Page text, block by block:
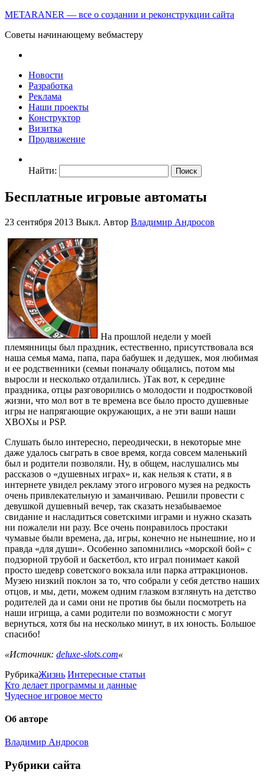
METARANER — все о создании и реконструкции сайта
Советы начинающему вебмастеру
Новости
Разработка
Реклама
Наши проекты
Конструктор
Визитка
Продвижение
Найти:
Бесплатные игровые автоматы
23 сентября 2013 Выкл. Автор Владимир Андросов
На прошлой недели у моей
племянницы был праздник, естественно, присутствовала вся
наша семья мама, папа, пара бабушек и дедушек, моя любимая
и ее родственники (семьи поначалу общались, потом мы
выросли и несколько отдалились. )Так вот, к середине
праздника, отцы разговорились о молодости и подростковой
жизни, что мол вот в те времена все было просто душевные
игры не напрягающие окружающих, а не эти ваши наши
XBOXы и PSP.
Слушать было интересно, переодически, в некоторые мне
даже удалось сыграть в свое время, когда совсем маленький
был и родители позволяли. Ну, в общем, наслушались мы
рассказов о «душевных играх» и, как нельзя к стати, я в
интернете увидел рекламу этого игрового музея на редкость
очень привлекательную и заманчиваю. Решили провести с
девушкой душевный вечер, так сказать незабываемое
свидание и насладиться советскими играми и нужно сказать
ни пожалели ни разу. Все очень понравилось простаки
чумавые были времена, да, игры, конечно не нынешние, но и
правда «для души». Особенно запомнились «морской бой» с
подзорной трубой и баскетбол, кто играл понимает какой
просто шедевр советского вокзала или парка аттракционов.
Музею низкий поклон за то, что собрали у себя детство наших
отцов, и мы, дети, можем одним глазком взглянуть на детство
родителей да и сами они не против бы были посмотреть на
наши игрища, а сами родители по возможности с могут
вернуться, хотя бы на несколько минут, в их юность. Большое
спасибо!
«Источник: deluxe-slots.com«
РубрикаЖизнь Интересные статьи
Кто делает программы и данные
Чудесное игровое место
Об авторе
Владимир Андросов
Рубрики сайта